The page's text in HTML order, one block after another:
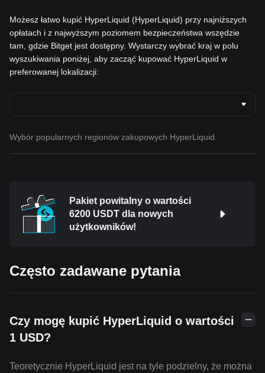
Możesz łatwo kupić HyperLiquid (HyperLiquid) przy najniższych
opłatach i z najwyższym poziomem bezpieczeństwa wszędzie
tam, gdzie Bitget jest dostępny. Wystarczy wybrać kraj w polu
wyszukiwania poniżej, aby zacząć kupować HyperLiquid w
preferowanej lokalizacji:
Wybór popularnych regionów zakupowych HyperLiquid.
Pakiet powitalny o wartości
6200 USDT dla nowych
użytkowników!
Często zadawane pytania
Czy mogę kupić HyperLiquid o wartości
1 USD?
Teoretycznie HyperLiquid jest na tyle podzielny, że można